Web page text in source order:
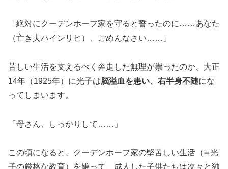
「絶対にクーデンホーフ家を守ると誓ったのに……あなた
（亡き夫ハインリヒ）、ごめんなさい……」
苦しい生活を支えるべく奔走した無理が祟ったのか、大正
14年（1925年）に光子は脳溢血を患い、右半身不随にな
ってしまいます。
「母さん、しっかりして……」
この頃になると、クーデンホーフ家の堅苦しい生活（≒光
子の厳格な教育）を嫌って、成人した子供たちは次々と独